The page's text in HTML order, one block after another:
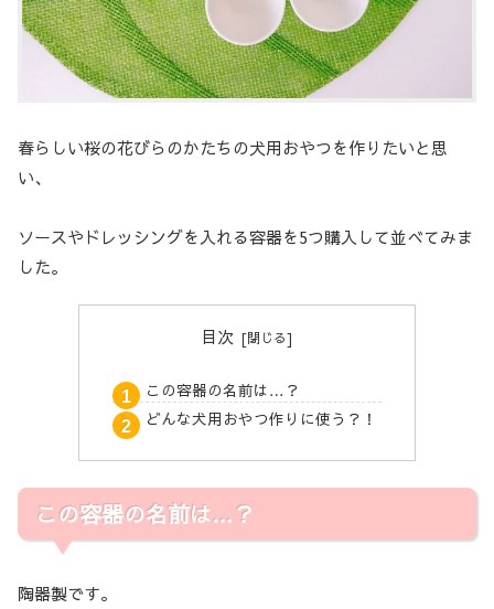
春らしい桜の花びらのかたちの犬用おやつを作りたいと思
い、
ソースやドレッシングを入れる容器を5つ購入して並べてみま
した。
目次
この容器の名前は…？
どんな犬用おやつ作りに使う？！
この容器の名前は…？
陶器製です。